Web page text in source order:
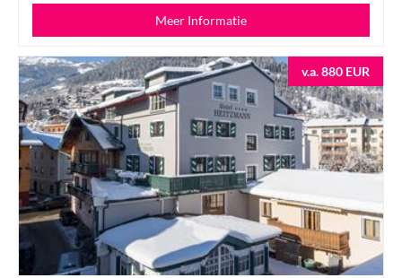
Meer Informatie
v.a. 880 EUR